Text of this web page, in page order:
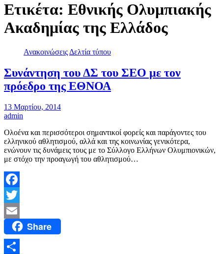
Ετικέτα: Εθνικής Ολυμπιακής
Ακαδημίας της Ελλάδος
Ανακοινώσεις Δελτία τύπου
Συνάντηση του ΔΣ του ΣΕΟ με τον
πρόεδρο της ΕΘΝΟΑ
13 Μαρτίου, 2014
admin
Ολοένα και περισσότεροι σημαντικοί φορείς και παράγοντες του
ελληνικού αθλητισμού, αλλά και της κοινωνίας γενικότερα,
ενώνουν τις δυνάμεις τους με το Σύλλογο Ελλήνων Ολυμπιονικών,
με στόχο την προαγωγή του αθλητισμού…
Facebook
Twitter
Email Share